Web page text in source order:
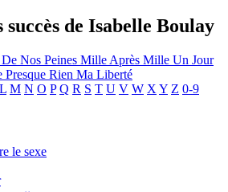
de Isabelle Boulay
Nos Peines Mille Après Mille Un Jour
Rien Ma Liberté
L M N O P Q R S T U V W X Y Z 0-9
le sexe